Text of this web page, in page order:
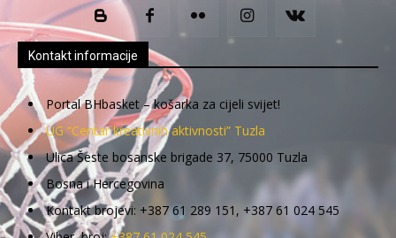
Kontakt informacije
Portal BHbasket – košarka za cijeli svijet!
UG “Centar kreativnih aktivnosti” Tuzla
Ulica Šeste bosanske brigade 37, 75000 Tuzla
Bosna i Hercegovina
Kontakt brojevi: +387 61 289 151, +387 61 024 545